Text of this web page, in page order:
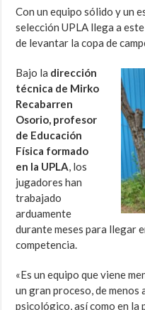
Con un equipo sólido y un
selección UPLA llega a
de levantar la copa de
Bajo la dirección
técnica de Mirko
Recabarren
Osorio, profesor
de Educación
Física formado
en la UPLA, los
jugadores han
trabajado
arduamente
durante meses para llegar
competencia.
«Es un equipo que viene
un gran proceso, de menos
psicológico, así como en